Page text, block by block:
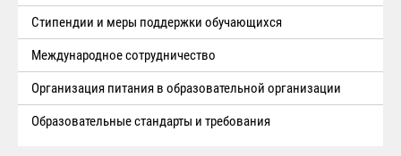
Стипендии и меры поддержки обучающихся
Международное сотрудничество
Организация питания в образовательной организации
Образовательные стандарты и требования